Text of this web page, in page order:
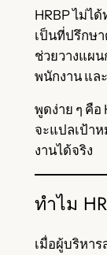
HRBP ไม่ไ
เป็นที่ปรึกษ
ช่วยวางแผ
พนักงาน แล
พูดง่าย ๆ คือ
จะแปลเป้า
งานได้จริง
ทำไม
เมื่อผู้บริหา